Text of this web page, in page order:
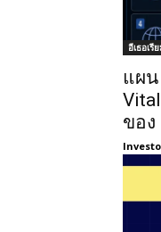
อีเธอเรี
แผน
ของ